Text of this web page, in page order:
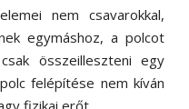
nem csavarokkal,
egymáshoz, a polcot
összeilleszteni egy
felépítése nem kíván